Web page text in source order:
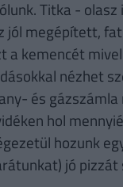
Titka -
jól megépített,
a kemencét
nézhet
és
hol
hozunk
jó